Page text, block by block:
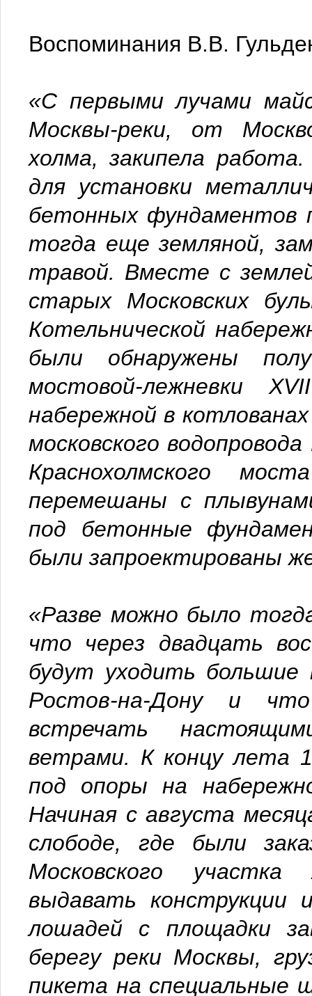
Воспоминания В.В.
«С первыми лучами
Москвы-реки, от
холма, закипела
для установки
бетонных фундаментов
тогда еще земляной,
травой. Вместе с
старых Московских
Котельнической
были обнаружены
мостовой-лежневки
набережной в
московского
Краснохолмского
перемешаны с
под бетонные
были запроектированы
«Разве можно было
что через двадцать
будут уходить
Ростов-на-Дону и
встречать
ветрами. К концу лета
под опоры на
Начиная с августа
слободе, где были
Московского
выдавать конструкции
лошадей с площадки
берегу реки Москвы,
пикета на специальные